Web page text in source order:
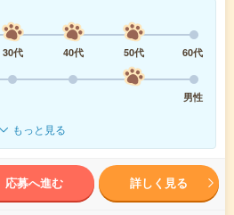
30代 40代 50代
60代
男性
もっと見る
応募へ進む 詳しく見る